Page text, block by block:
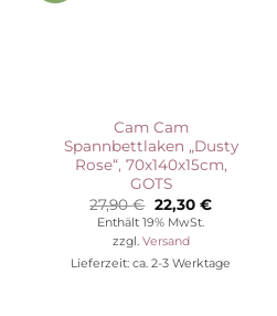
Cam Cam
Spannbettlaken „Dusty
Rose“, 70x140x15cm,
GOTS
27,90€ Ursprünglicher
Preis
war:
27,90 €
22,30 €
Enthält 19% MwSt.
zzgl. Versand
Lieferzeit: ca. 2-3 Werktage